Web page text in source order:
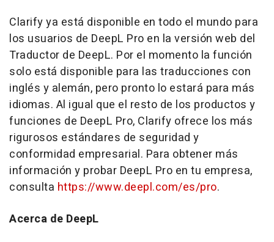
Clarify ya está disponible en todo el mundo para
los usuarios de DeepL Pro en la versión web del
Traductor de DeepL. Por el momento la función
solo está disponible para las traducciones con
inglés y alemán, pero pronto lo estará para más
idiomas. Al igual que el resto de los productos y
funciones de DeepL Pro, Clarify ofrece los más
rigurosos estándares de seguridad y
conformidad empresarial. Para obtener más
información y probar DeepL Pro en tu empresa,
consulta https://www.deepl.com/es/pro.
Acerca de DeepL